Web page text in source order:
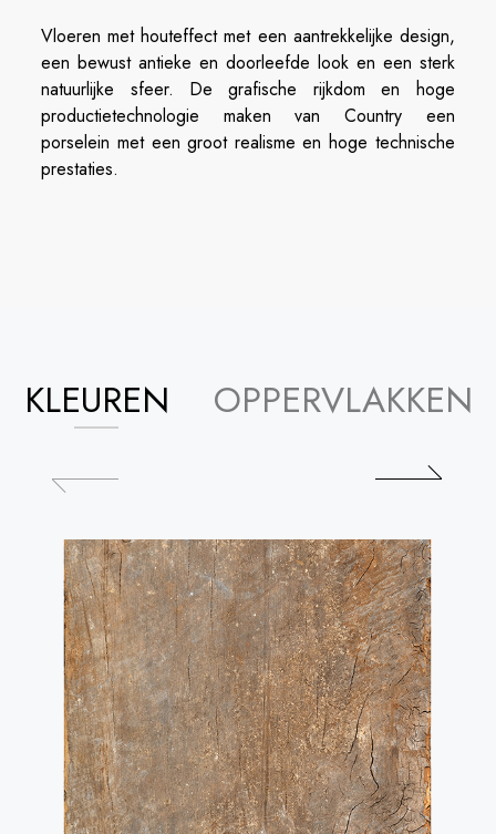
Vloeren met houteffect met een aantrekkelijke design,
een bewust antieke en doorleefde look en een sterk
natuurlijke sfeer. De grafische rijkdom en hoge
productietechnologie maken van Country een
porselein met een groot realisme en hoge technische
prestaties.
KLEUREN OPPERVLAKKEN